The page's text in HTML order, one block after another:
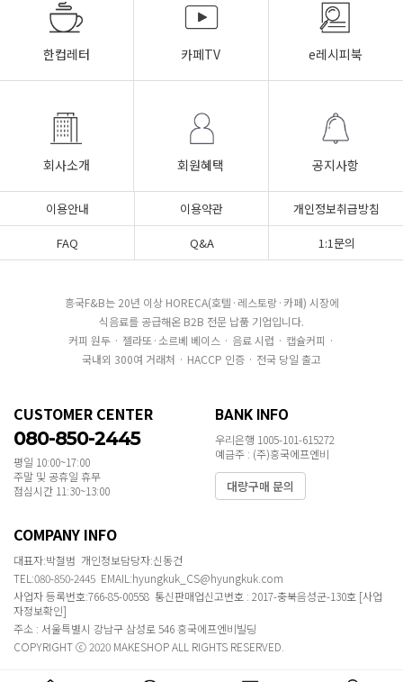
한컵레터 카페TV e레시피북
회사소개 회원혜택 공지사항
이용안내 이용약관
개인정보취급방침
FAQ
Q&A 1:1문의
흥국F&B는 20년 이상 HORECA(호텔·레스토랑·카페) 시장에
식음료를 공급해온 B2B 전문 납품 기업입니다.
커피 원두 · 젤라또·소르베 베이스 · 음료 시럽 · 캡슐커피 ·
국내외 300여 거래처 · HACCP 인증 · 전국 당일 출고
CUSTOMER CENTER
080-850-2445
평일 10:00~17:00
주말 및 공휴일 휴무
점심시간 11:30~13:00
BANK INFO
우리은행 1005-101-615272
예금주 : (주)흥국에프엔비
대량구매 문의
COMPANY INFO
대표자:박철범 개인정보담당자:신동건
TEL:080-850-2445 EMAIL:hyungkuk_CS@hyungkuk.com
사업자 등록번호:766-85-00558 통신판매업신고번호 : 2017-충북음성군-130호 [사업
자정보확인]
주소 : 서울특별시 강남구 삼성로 546 흥국에프엔비빌딩
COPYRIGHT ⓒ 2020 MAKESHOP ALL RIGHTS RESERVED.